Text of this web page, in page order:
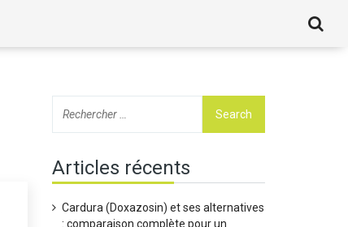
Articles récents
Cardura (Doxazosin) et ses alternatives
: comparaison complète pour un